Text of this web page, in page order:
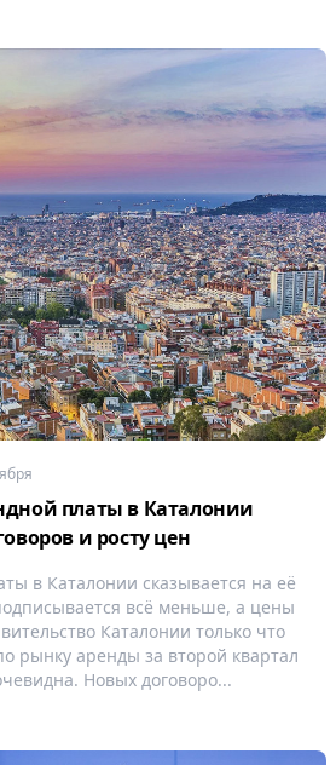
платы в Каталонии
и росту цен
в Каталонии сказывается на её
всё меньше, а цены
Каталонии только что
рынку аренды за второй квартал
Новых договоро...